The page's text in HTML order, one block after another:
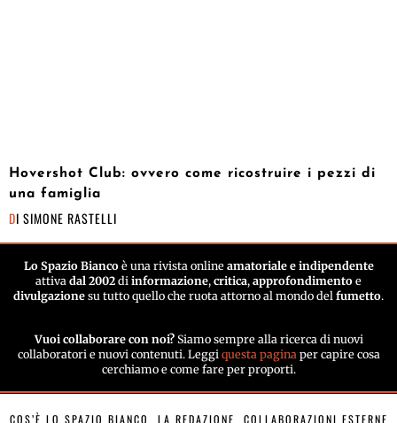
Hovershot Club: ovvero come ricostruire i pezzi di
una famiglia
DI SIMONE RASTELLI
Lo Spazio Biancoè una rivista online amatoriale e indipendente
attiva dal 2002 di informazione, critica, approfondimento e
divulgazione su tutto quello che ruota attorno al mondo del fumetto.
Vuoi collaborare con noi? Siamo sempre alla ricerca di nuovi
collaboratori e nuovi contenuti. Leggi questa pagina per capire cosa
cerchiamo e come fare per proporti.
COS’È LO SPAZIO BIANCO LA REDAZIONE COLLABORAZIONI ESTERNE